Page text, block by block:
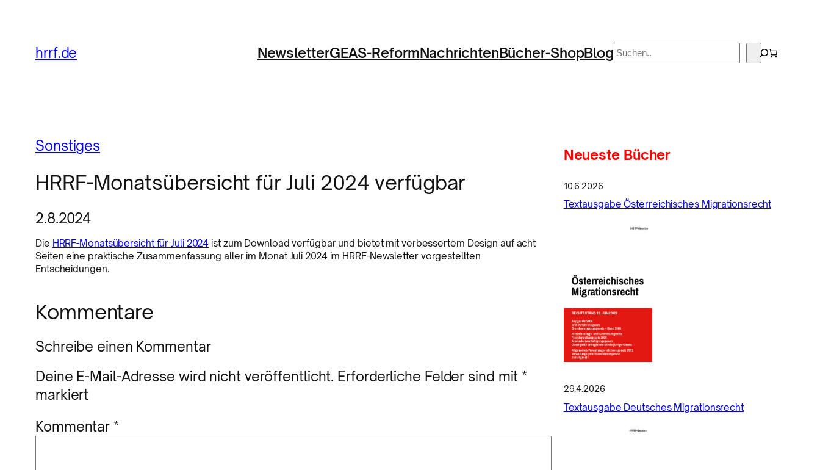
hrrf.de NewsletterGEAS-ReformNachrichtenBücher-ShopBlog Suchen
Sonstiges
HRRF-Monatsübersicht für Juli 2024 verfügbar
2.8.2024
Die HRRF-Monatsübersicht für Juli 2024 ist zum Download verfügbar und bietet mit verbessertem Design auf acht
Seiten eine praktische Zusammenfassung aller im Monat Juli 2024 im HRRF-Newsletter vorgestellten
Entscheidungen.
Kommentare
Schreibe einen Kommentar
Deine E-Mail-Adresse wird nicht veröffentlicht. Erforderliche Felder sind mit *
markiert
Kommentar *
Neueste Bücher
10.6.2026
Textausgabe Österreichisches Migrationsrecht
29.4.2026
Textausgabe Deutsches Migrationsrecht